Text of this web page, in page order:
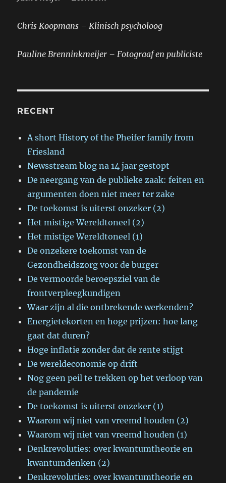
Chris Koopmans – Klinisch psycholoog
Pauline Brenninkmeijer – Fotograaf en publiciste
RECENT
A short History of the Pheifer family from
Friesland
Newsstream blog na 14 jaar gestopt
De neergang van de publieke zaak: feiten en
argumenten doen niet meer ter zake
De toekomst is uiterst onzeker (2)
Het mistige Wereldtoneel (2)
Het mistige Wereldtoneel (1)
De onzekere toekomst van de
Gezondheidszorg voor de burger
De vermoorde beroepsziel van de
frontverpleegkundigen
Waar zijn al die ontbrekende werkenden?
Energietekorten en hoge prijzen: hoe lang
gaat dat duren?
Hoge inflatie zonder dat de rente stijgt
De wereldeconomie op drift
Nog geen peil te trekken op het verloop van
de pandemie
De toekomst is uiterst onzeker (1)
Waarom wij niet van vreemd houden (2)
Waarom wij niet van vreemd houden (1)
Denkrevoluties: over kwantumtheorie en
kwantumdenken (2)
Denkrevoluties: over kwantumtheorie en